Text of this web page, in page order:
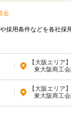
会
採用条件などを各社
【大阪エリア】
東大阪商工
【大阪エリア】
東大阪商工